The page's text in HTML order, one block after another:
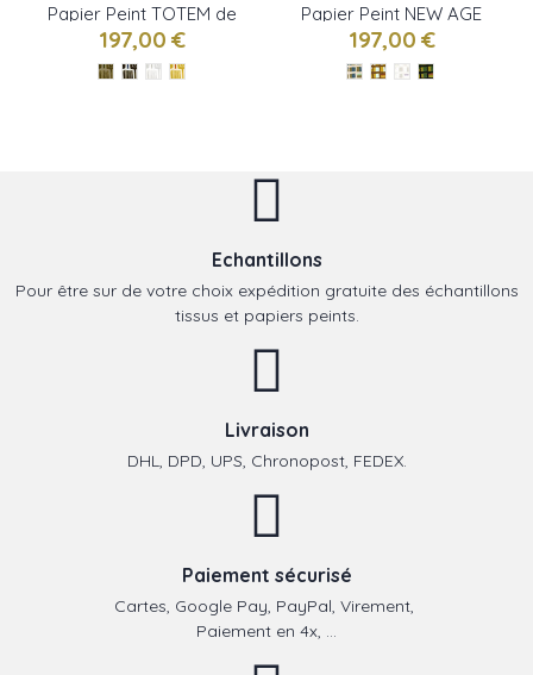
Papier Peint TOTEM de
ELITIS
197,00 €
Papier Peint NEW AGE
de ELITIS
197,00 €
Echantillons
Pour être sur de votre choix expédition gratuite des échantillons
tissus et papiers peints.
Livraison
DHL, DPD, UPS, Chronopost, FEDEX.
Paiement sécurisé
Cartes, Google Pay, PayPal, Virement,
Paiement en 4x, ...